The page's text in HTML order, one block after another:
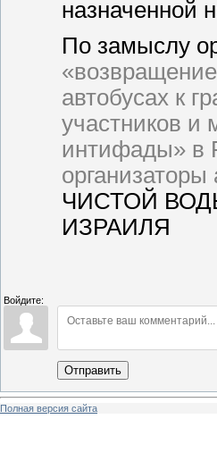
назначенной
По замыслу
автобусах к
участников и
интифады» в
ЧИСТОЙ
ИЗРАИЛЯ
Войдите:
Отправить
Полная версия сайта